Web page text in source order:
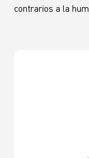
contrarios a la